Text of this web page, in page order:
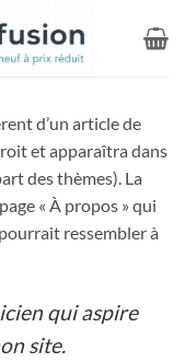
d’un article de
et apparaîtra dans
des thèmes). La
« À propos » qui
ressembler à
qui aspire
site.